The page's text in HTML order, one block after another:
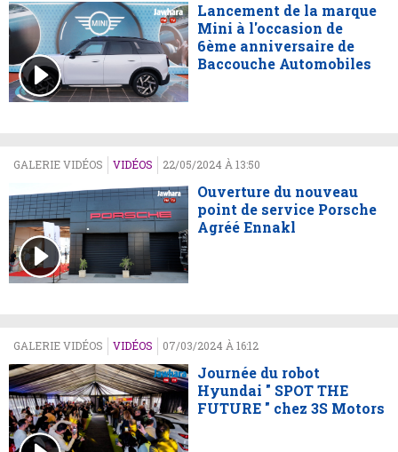
Lancement de la marque
Mini à l'occasion de
6ème anniversaire de
Baccouche Automobiles
GALERIE VIDÉOS VIDÉOS 22/05/2024 À 13:50
Ouverture du nouveau
point de service Porsche
Agréé Ennakl
GALERIE VIDÉOS VIDÉOS 07/03/2024 À 16:12
Journée du robot
Hyundai " SPOT THE
FUTURE " chez 3S Motors